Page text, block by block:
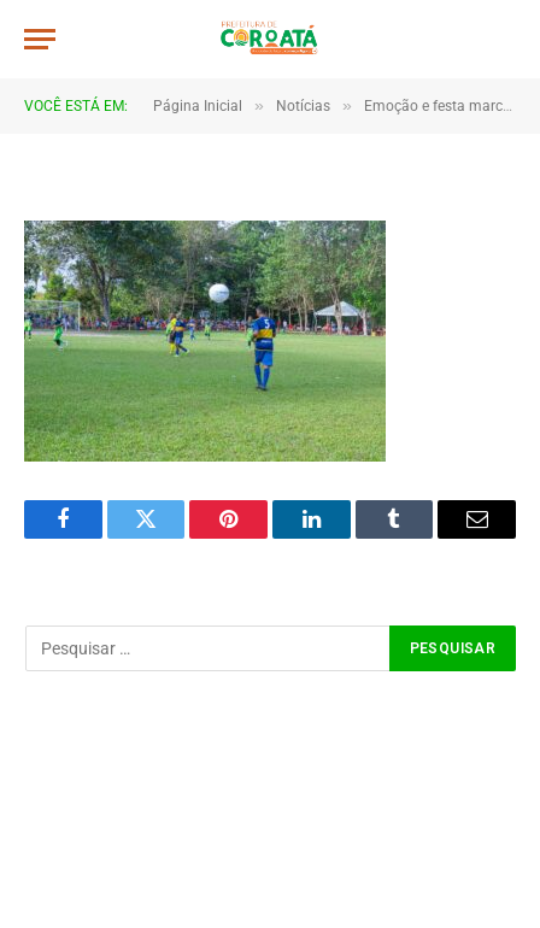
VOCÊ ESTÁ EM: Página Inicial » Notícias » Emoção e festa marcam as finais da Copa Marajá 2025 em Coroatá
IMG_0553
FacebookTwitter Pinterest LinkedInTumblr Email